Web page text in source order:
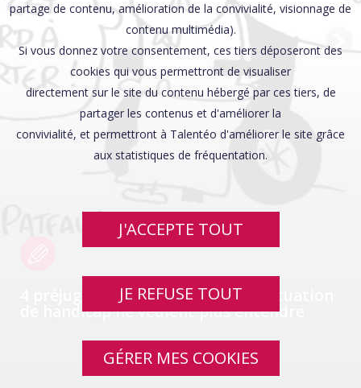
CULTURE
4 préjugés que les personnes en situation
de handicap ne veulent plus entendre
Affaires sensibles
partage de contenu, amélioration de la convivialité, visionnage de
contenu multimédia).
Si vous donnez votre consentement, ces tiers déposeront des
cookies qui vous permettront de visualiser
directement sur le site du contenu hébergé par ces tiers, de
partager les contenus et d'améliorer la
convivialité, et permettront à Talentéo d'améliorer le site grâce
aux statistiques de fréquentation.
J'ACCEPTE TOUT
JE REFUSE TOUT
GÉRER MES COOKIES